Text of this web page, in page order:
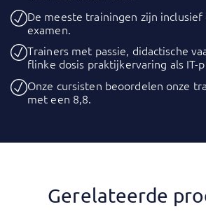
De meeste trainingen zijn
examen.
Trainers met passie, didactische
flinke dosis praktijkervaring als IT-
Onze cursisten beoordelen onze
met een 8,8.
Gerelateerde